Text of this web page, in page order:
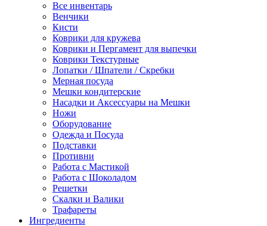
Все инвентарь
Венчики
Кисти
Коврики для кружева
Коврики и Пергамент для выпечки
Коврики Текстурные
Лопатки / Шпатели / Скребки
Мерная посуда
Мешки кондитерские
Насадки и Аксессуары на Мешки
Ножи
Оборудование
Одежда и Посуда
Подставки
Противни
Работа с Мастикой
Работа с Шоколадом
Решетки
Скалки и Валики
Трафареты
Ингредиенты